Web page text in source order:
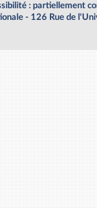
: partiellement
- 126 Rue de